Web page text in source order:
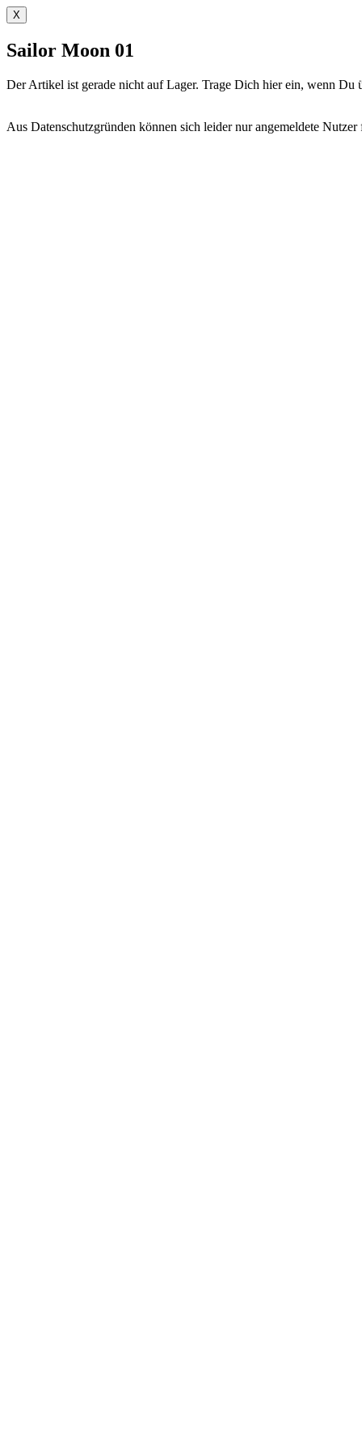
X
Sailor Moon 01
Der Artikel ist gerade nicht auf Lager. Trage Dich hier ein, wenn Du
Aus Datenschutzgründen können sich leider nur angemeldete